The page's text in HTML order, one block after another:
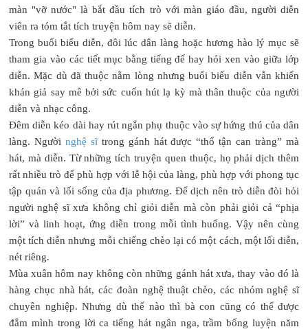
màn "vỡ nước" là bắt đầu tích trò với màn giáo đầu, người diễn
viên ra tóm tắt tích truyện hôm nay sẽ diễn.
Trong buổi biểu diễn, đôi lúc dân làng hoặc hương hào lý mục sẽ
tham gia vào các tiết mục bằng tiếng đế hay hỏi xen vào giữa lớp
diễn. Mặc dù đã thuộc nằm lòng nhưng buổi biểu diễn vẫn khiến
khán giả say mê bởi sức cuốn hút lạ kỳ mà thân thuộc của người
diễn và nhạc công.
Đêm diễn kéo dài hay rút ngắn phụ thuộc vào sự hứng thú của dân
làng. Người nghệ sĩtrong gánh hát được “thổ tận can tràng” mà
hát, mà diễn. Từ những tích truyện quen thuộc, họ phải dịch thêm
rất nhiều trò để phù hợp với lễ hội của làng, phù hợp với phong tục
tập quán và lối sống của địa phương. Để dịch nên trò diễn đòi hỏi
người nghệ sĩ xưa không chỉ giỏi diễn mà còn phải giỏi cả “phịa
lời” và linh hoạt, ứng diễn trong mỗi tình huống. Vậy nên cùng
một tích diễn nhưng mỗi chiếng chèo lại có một cách, một lối diễn,
nét riêng.
Mùa xuân hôm nay không còn những gánh hát xưa, thay vào đó là
hàng chục nhà hát, các đoàn nghệ thuật chèo, các nhóm nghệ sĩ
chuyên nghiệp. Nhưng dù thế nào thì bà con cũng có thể được
đắm mình trong lời ca tiếng hát ngân nga, trầm bổng luyện năm